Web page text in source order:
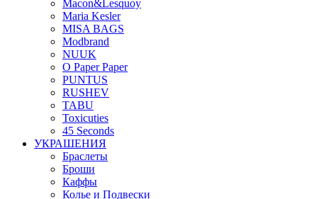
Macon&Lesquoy
Maria Kesler
MISA BAGS
Modbrand
NUUK
O Paper Paper
PUNTUS
RUSHEV
TABU
Toxicuties
45 Seconds
УКРАШЕНИЯ
Браслеты
Броши
Каффы
Колье и Подвески